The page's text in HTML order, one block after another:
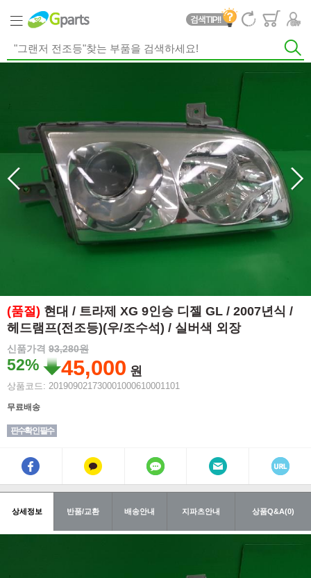
(품절) 현대 / 트라제 XG 9인승 디젤 GL / 2007년식 /
헤드램프(전조등)(우/조수석) / 실버색 외장
신품가격 93,280원
52% 45,000 원
상품코드: 201909021730001000610001101
무료배송
핀수확인 필수
상세정보 반품/교환 배송안내 지파츠안내 상품Q&A(0)